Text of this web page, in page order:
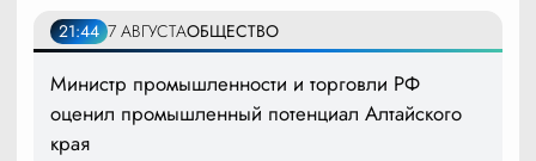
21:44 7 АВГУСТАОБЩЕСТВО
Министр промышленности и торговли РФ
оценил промышленный потенциал Алтайского
края